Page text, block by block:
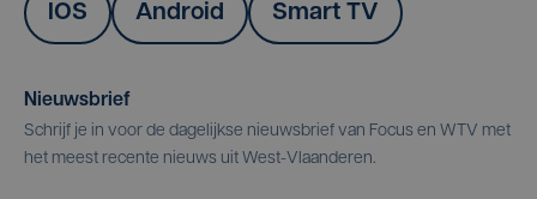
IOS Android Smart TV
Nieuwsbrief
Schrijf je in voor de dagelijkse nieuwsbrief van Focus en WTV met
het meest recente nieuws uit West-Vlaanderen.